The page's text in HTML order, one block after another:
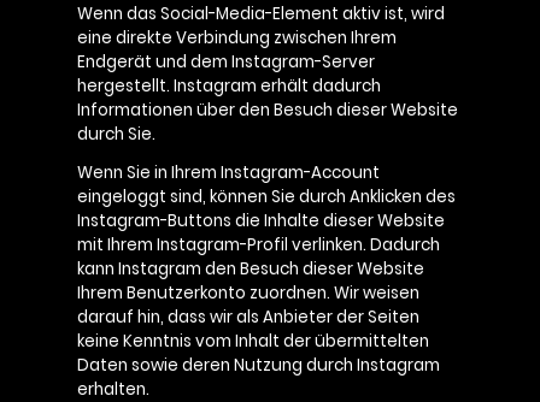
Wenn das Social-Media-Element aktiv ist, wird
eine direkte Verbindung zwischen Ihrem
Endgerät und dem Instagram-Server
hergestellt. Instagram erhält dadurch
Informationen über den Besuch dieser Website
durch Sie.
Wenn Sie in Ihrem Instagram-Account
eingeloggt sind, können Sie durch Anklicken des
Instagram-Buttons die Inhalte dieser Website
mit Ihrem Instagram-Profil verlinken. Dadurch
kann Instagram den Besuch dieser Website
Ihrem Benutzerkonto zuordnen. Wir weisen
darauf hin, dass wir als Anbieter der Seiten
keine Kenntnis vom Inhalt der übermittelten
Daten sowie deren Nutzung durch Instagram
erhalten.